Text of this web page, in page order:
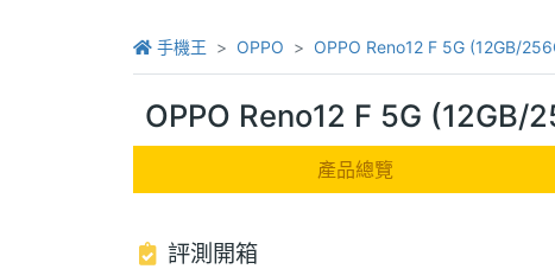
手機王 OPPO OPPO Reno12 F 5G (12GB/
OPPO Reno12 F 5G (12GB/
產品總覽
評測開箱